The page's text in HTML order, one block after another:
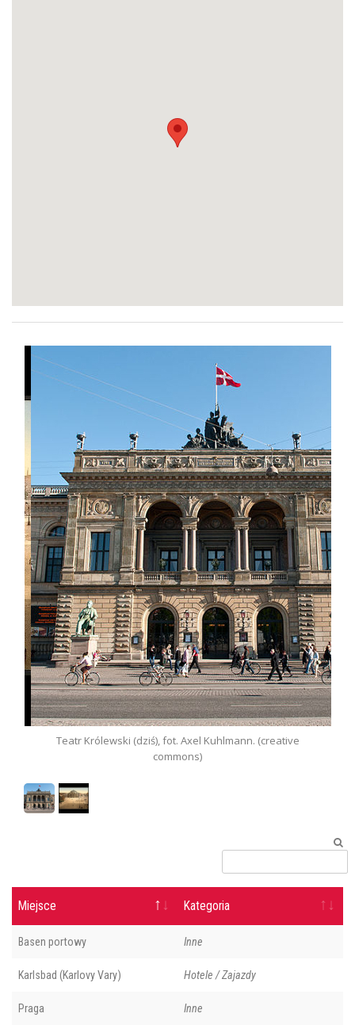
Teatr Królewski (dziś), fot. Axel Kuhlmann. (creative
commons)
Miejsce Kategoria
Basen portowy Inne
Karlsbad (Karlovy Vary) Hotele / Zajazdy
Praga Inne